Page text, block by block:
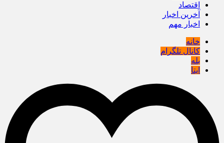
اقتصاد
آخرین اخبار
اخبار مهم
خانه
کانال تلگرام
بله
ایتا